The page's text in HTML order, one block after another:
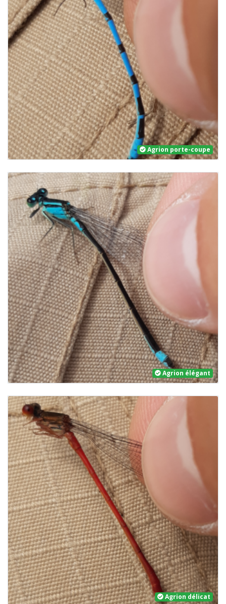
Agrion porte-coupe
Agrion élégant
Agrion délicat